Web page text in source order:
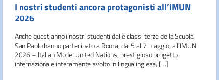
I nostri studenti ancora protagonisti all’IMUN
2026
Anche quest’anno i nostri studenti delle classi terze della Scuola
San Paolo hanno partecipato a Roma, dal 5 al 7 maggio, all’IMUN
2026 – Italian Model United Nations, prestigioso progetto
internazionale interamente svolto in lingua inglese, […]